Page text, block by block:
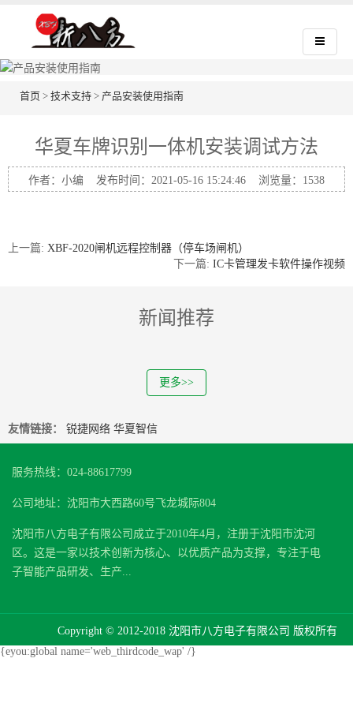
首页 > 技术支持 > 产品安装使用指南
华夏车牌识别一体机安装调试方法
作者：小编 发布时间：2021-05-16 15:24:46 浏览量： 1538
上一篇: XBF-2020闸机远程控制器（停车场闸机）
下一篇: IC卡管理发卡软件操作视频
新闻推荐
更多>>
友情链接： 锐捷网络 华夏智信
服务热线：024-88617799
公司地址：沈阳市大西路60号飞龙城际804
沈阳市八方电子有限公司成立于2010年4月，注册于沈阳市沈河
区。这是一家以技术创新为核心、以优质产品为支撑，专注于电
子智能产品研发、生产...
Copyright © 2012-2018 沈阳市八方电子有限公司 版权所有
{eyou:global name='web_thirdcode_wap' /}